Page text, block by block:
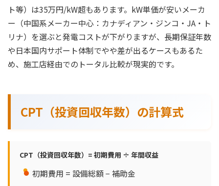
ト等）は35万円/kW超もあります。kW単価が安いメーカ
ー（中国系メーカー中心：カナディアン・ジンコ・JA・ト
リナ）を選ぶと発電コストが下がりますが、長期保証年数
や日本国内サポート体制でやや差が出るケースもあるた
め、施工店経由でのトータル比較が現実的です。
CPT（投資回収年数）の計算式
CPT（投資回収年数）= 初期費用 ÷ 年間収益
初期費用 = 設備総額 − 補助金